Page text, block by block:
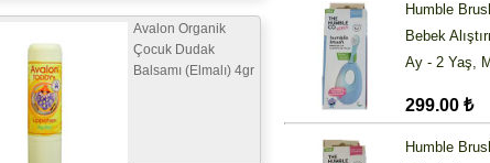
Avalon Organik
Çocuk Dudak
Balsamı (Elmalı) 4gr
Humble
Bebek
Ay - 2 Yaş,
299.00 ₺
Humble